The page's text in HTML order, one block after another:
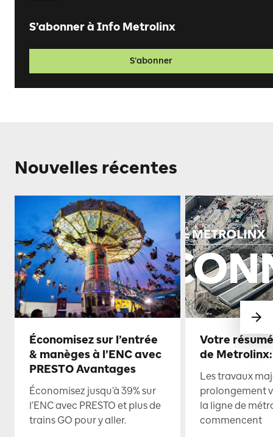
S’abonner à Info Metrolinx
S’abonner
Nouvelles récentes
Économisez sur l’entrée
& manèges à l’ENC avec
PRESTO Avantages
Économisez jusqu’à 39% sur
l’ENC avec PRESTO et plus de
trains GO pour y aller.
Votre
de
Les travaux
prolongement
la ligne de
commencent